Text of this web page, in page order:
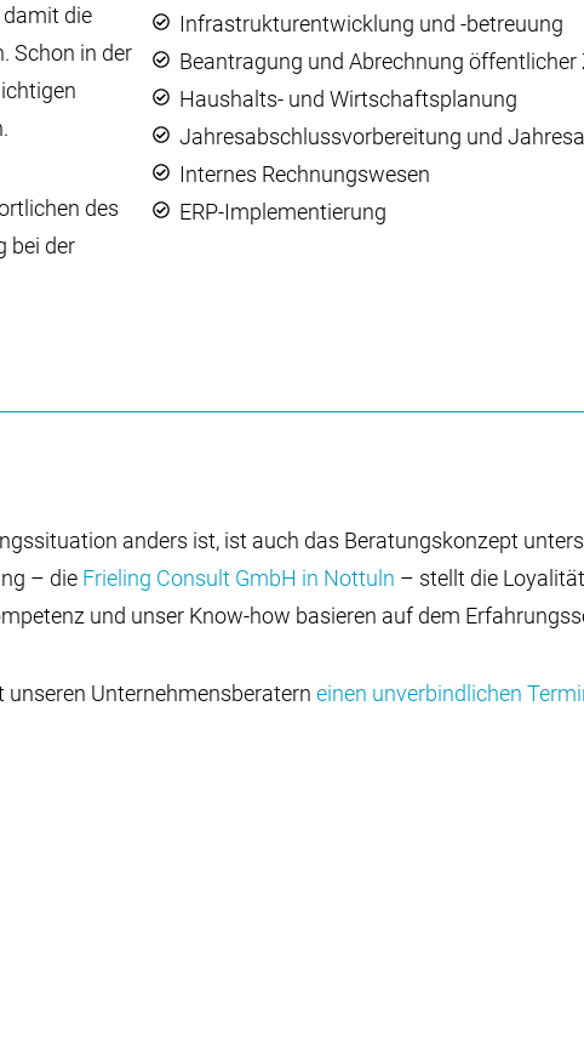
damit die
Schon in der
des
bei der
Infrastrukturentwicklung und -betreuung
Beantragung und Abrechnung öffentlicher
Haushalts- und Wirtschaftsplanung
Jahresabschlussvorbereitung und
Internes Rechnungswesen
ERP-Implementierung
anders ist, ist auch das Beratungskonzept
– die Frieling Consult GmbH in Nottuln – stellt die
und unser Know-how basieren auf dem
unseren Unternehmensberatern einen unverbindlichen